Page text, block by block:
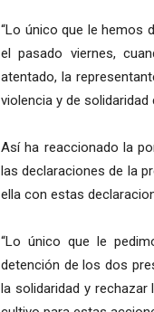
“Lo único que le hemos
el pasado viernes,
atentado, la
violencia y de
Así ha reaccionado la
las declaraciones de la
ella con estas
“Lo único que le
detención de los dos
la solidaridad y